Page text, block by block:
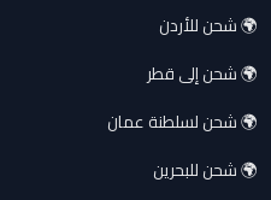
🌍 شحن للأردن
🌍 شحن إلى قطر
🌍 شحن لسلطنة عمان
🌍 شحن للبحرين